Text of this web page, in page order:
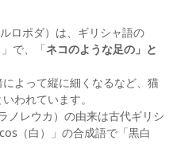
ロポダ）は、ギリシャ語の
で、「ネコのような足の」と
よって縦に細くなるなど、猫
われています。
ノレウカ）の由来は古代ギリシ
（白）」の合成語で「黒白